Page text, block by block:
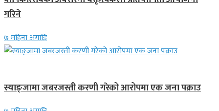
गरिने
७ महिना अगाडि
स्याङ्जामा जबरजस्ती करणी गरेको आरोपमा एक जना पक्राउ